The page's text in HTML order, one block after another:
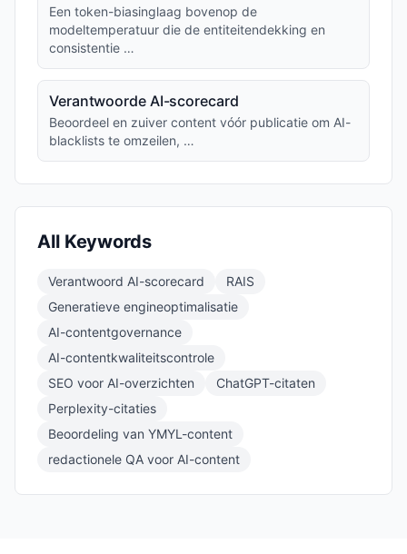
Een token-biasinglaag bovenop de
modeltemperatuur die de entiteitendekking en
consistentie …
Verantwoorde AI-scorecard
Beoordeel en zuiver content vóór publicatie om AI-
blacklists te omzeilen, …
All Keywords
Verantwoord AI-scorecard
RAIS
Generatieve engineoptimalisatie
AI-contentgovernance
AI-contentkwaliteitscontrole
SEO voor AI-overzichten
ChatGPT-citaten
Perplexity-citaties
Beoordeling van YMYL-content
redactionele QA voor AI-content